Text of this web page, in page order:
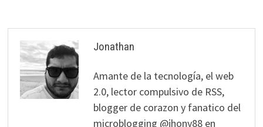
Jonathan
Amante de la tecnología, el web
2.0, lector compulsivo de RSS,
blogger de corazon y fanatico del
microblogging @jhony88 en